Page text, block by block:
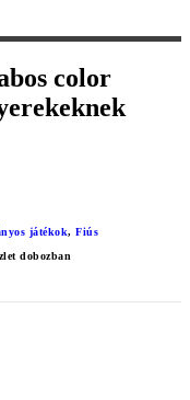
color
játékok, Fiús
dobozban